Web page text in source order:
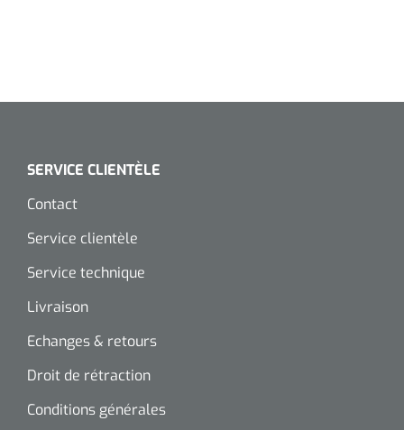
Bandages paraffine
Pansements avec interface transparente
siliconée
Alginates
Divers
SERVICE CLIENTÈLE
Contact
Service clientèle
Service technique
Livraison
Echanges & retours
Droit de rétraction
Conditions générales